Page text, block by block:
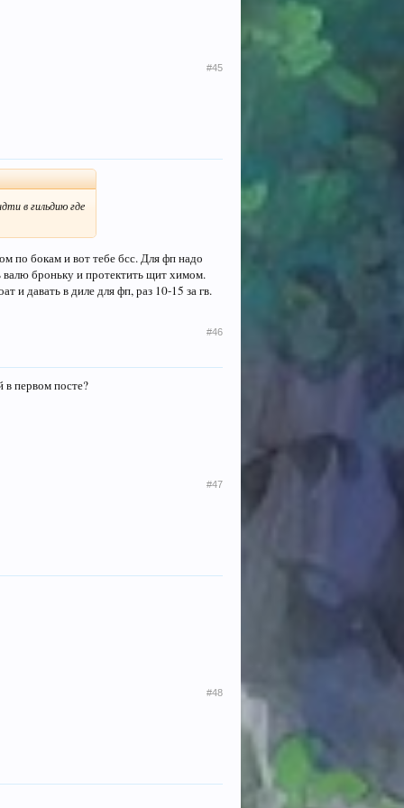
#45
в гильдию где
по бокам и вот тебе бсс. Для фп надо
броньку и протектить щит химом.
и давать в диле для фп, раз 10-15 за гв.
#46
в первом посте?
#47
#48